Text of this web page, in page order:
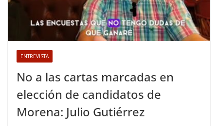
ENTREVISTA
No a las cartas marcadas en
elección de candidatos de
Morena: Julio Gutiérrez